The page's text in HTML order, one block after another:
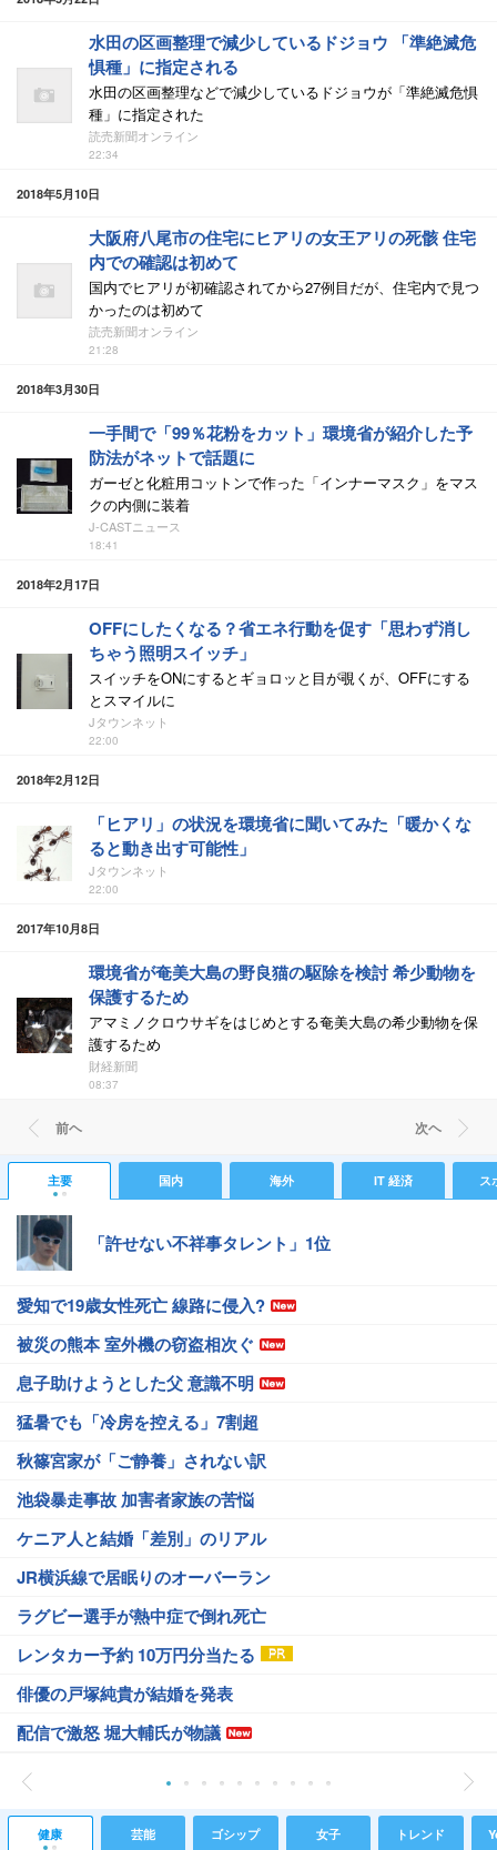
水田の区画整理で減少しているドジョウ 「準絶滅危
惧種」に指定される
水田の区画整理などで減少しているドジョウが「準絶滅危惧
種」に指定された
読売新聞オンライン
22:34
2018年5月10日
大阪府八尾市の住宅にヒアリの女王アリの死骸 住宅
内での確認は初めて
国内でヒアリが初確認されてから27例目だが、住宅内で見つ
かったのは初めて
読売新聞オンライン
21:28
2018年3月30日
一手間で「99％花粉をカット」環境省が紹介した予
防法がネットで話題に
ガーゼと化粧用コットンで作った「インナーマスク」をマス
クの内側に装着
J-CASTニュース
18:41
2018年2月17日
OFFにしたくなる？省エネ行動を促す「思わず消し
ちゃう照明スイッチ」
スイッチをONにするとギョロッと目が覗くが、OFFにする
とスマイルに
Jタウンネット
22:00
2018年2月12日
「ヒアリ」の状況を環境省に聞いてみた「暖かくな
ると動き出す可能性」
Jタウンネット
22:00
2017年10月8日
環境省が奄美大島の野良猫の駆除を検討 希少動物を
保護するため
アマミノクロウサギをはじめとする奄美大島の希少動物を保
護するため
財経新聞
08:37
前ヘ 次ヘ
主要 国内 海外 IT 経済 ス
「許せない不祥事タレント」1位
愛知で19歳女性死亡 線路に侵入?
被災の熊本 室外機の窃盗相次ぐ
息子助けようとした父 意識不明
猛暑でも「冷房を控える」7割超
秋篠宮家が「ご静養」されない訳
池袋暴走事故 加害者家族の苦悩
ケニア人と結婚「差別」のリアル
JR横浜線で居眠りのオーバーラン
ラグビー選手が熱中症で倒れ死亡
レンタカー予約 10万円分当たる
俳優の戸塚純貴が結婚を発表
配信で激怒 堀大輔氏が物議
健康 芸能 ゴシップ 女子 トレンド